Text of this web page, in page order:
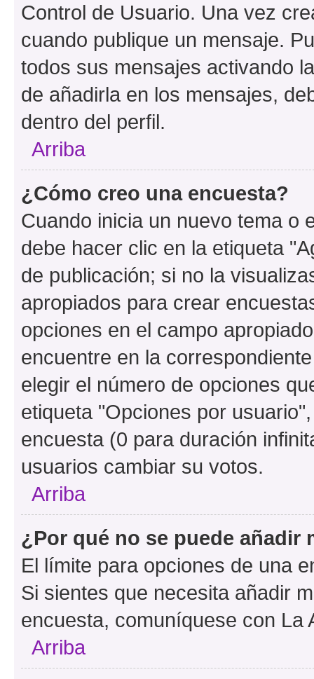
Control de Usuario. Una vez
cuando publique un mensaje.
todos sus mensajes activando
de añadirla en los mensajes,
dentro del perfil.
Arriba
¿Cómo creo una encuesta?
Cuando inicia un nuevo tema o
debe hacer clic en la etiqueta
de publicación; si no la
apropiados para crear
opciones en el campo
encuentre en la
elegir el número de opciones
etiqueta "Opciones por
encuesta (0 para duración
usuarios cambiar su votos.
Arriba
¿Por qué no se puede añadir
El límite para opciones de una
Si sientes que necesita añadir
encuesta, comuníquese con La
Arriba